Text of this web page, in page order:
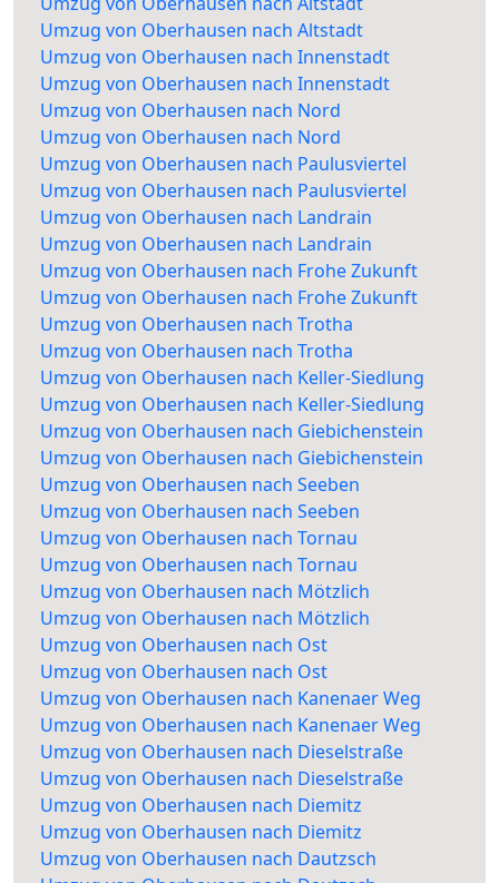
Umzug von Oberhausen nach Altstadt
Umzug von Oberhausen nach Innenstadt
Umzug von Oberhausen nach Innenstadt
Umzug von Oberhausen nach Nord
Umzug von Oberhausen nach Nord
Umzug von Oberhausen nach Paulusviertel
Umzug von Oberhausen nach Paulusviertel
Umzug von Oberhausen nach Landrain
Umzug von Oberhausen nach Landrain
Umzug von Oberhausen nach Frohe Zukunft
Umzug von Oberhausen nach Frohe Zukunft
Umzug von Oberhausen nach Trotha
Umzug von Oberhausen nach Trotha
Umzug von Oberhausen nach Keller-Siedlung
Umzug von Oberhausen nach Keller-Siedlung
Umzug von Oberhausen nach Giebichenstein
Umzug von Oberhausen nach Giebichenstein
Umzug von Oberhausen nach Seeben
Umzug von Oberhausen nach Seeben
Umzug von Oberhausen nach Tornau
Umzug von Oberhausen nach Tornau
Umzug von Oberhausen nach Mötzlich
Umzug von Oberhausen nach Mötzlich
Umzug von Oberhausen nach Ost
Umzug von Oberhausen nach Ost
Umzug von Oberhausen nach Kanenaer Weg
Umzug von Oberhausen nach Kanenaer Weg
Umzug von Oberhausen nach Dieselstraße
Umzug von Oberhausen nach Dieselstraße
Umzug von Oberhausen nach Diemitz
Umzug von Oberhausen nach Diemitz
Umzug von Oberhausen nach Dautzsch